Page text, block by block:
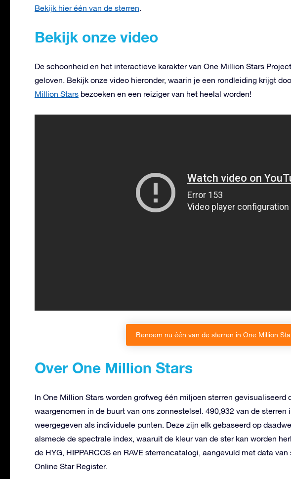
Bekijk hier één van de sterren.
Bekijk onze video
De schoonheid en het interactieve karakter van One Million Stars
geloven. Bekijk onze video hieronder, waarin je een rondleiding krijgt
Million Stars bezoeken en een reiziger van het heelal worden!
Benoem nu één van de sterren in One Million
Over One Million Stars
In One Million Stars worden grofweg één miljoen sterren gevisualiseerd
waargenomen in de buurt van ons zonnestelsel. 490,932 van de sterren
weergegeven als individuele punten. Deze zijn elk gebaseerd op
alsmede de spectrale index, waaruit de kleur van de ster kan worden
de HYG, HIPPARCOS en RAVE sterrencatalogi, aangevuld met data
Online Star Register.